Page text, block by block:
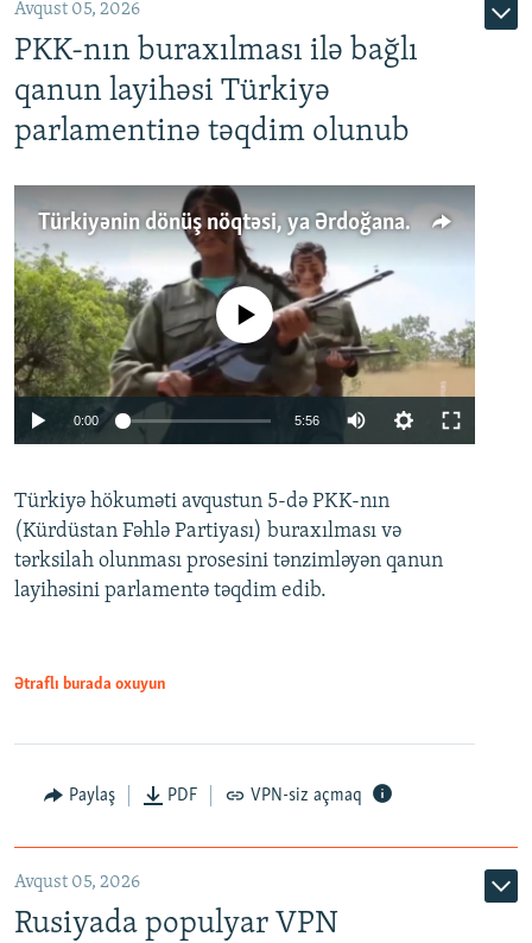
Avqust 05, 2026
PKK-nın buraxılması ilə bağlı
qanun layihəsi Türkiyə
parlamentinə təqdim olunub
Türkiyənin dönüş nöqtəsi, ya Ərdoğana üçüncü şans: PKK ilə qəfil barışıq nə deməkdir?
Auto 240p 360p 480p
720p 1080p
No media source currently available
0:00 5:56
360p
480p
Türkiyə hökuməti avqustun 5-də PKK-nın
(Kürdüstan Fəhlə Partiyası) buraxılması və
tərksilah olunması prosesini tənzimləyən qanun
layihəsini parlamentə təqdim edib.
Ətraflı burada oxuyun
Paylaş PDF VPN-siz açmaq
Avqust 05, 2026
Rusiyada populyar VPN